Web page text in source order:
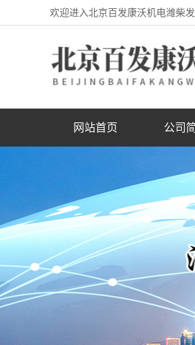
欢迎进入北京百发康沃机电潍柴发
网站首页 公司